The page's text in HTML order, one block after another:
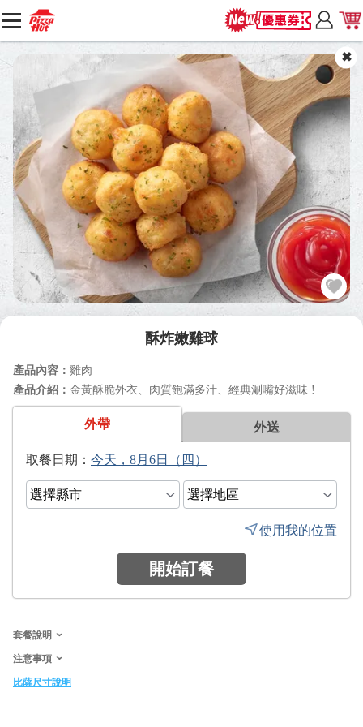
酥炸嫩雞球
雞肉
金黃酥脆外衣、肉質飽滿多汁、經典涮嘴好滋味 !
外帶 外送
日期：
使用我的位置
開始訂餐
套餐說明
注意事項
比薩尺寸說明